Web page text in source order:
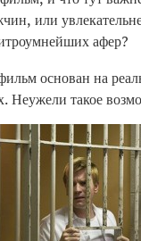
или
афер?
pas cher
di lusso
основан на
Неужели такое